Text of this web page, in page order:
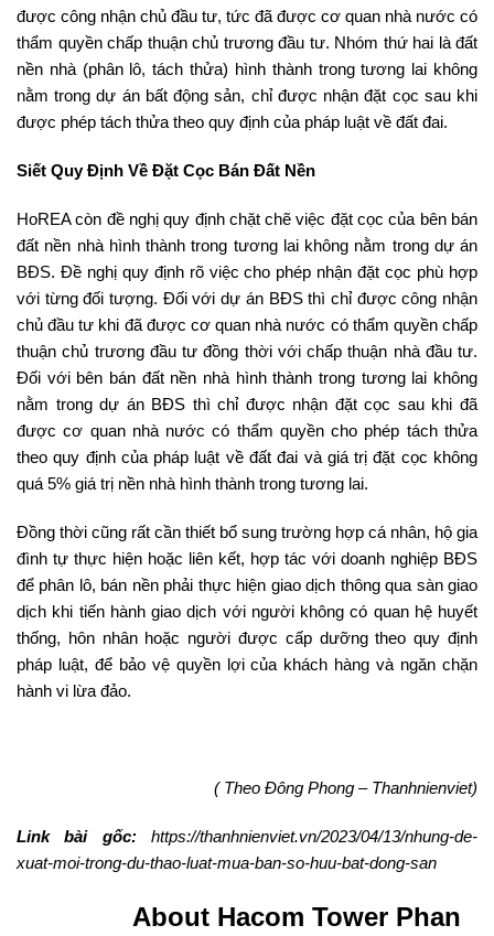
được công nhận chủ đầu tư, tức đã được cơ quan nhà nước có
thẩm quyền chấp thuận chủ trương đầu tư. Nhóm thứ hai là đất
nền nhà (phân lô, tách thửa) hình thành trong tương lai không
nằm trong dự án bất động sản, chỉ được nhận đặt cọc sau khi
được phép tách thửa theo quy định của pháp luật về đất đai.
Siết Quy Định Về Đặt Cọc Bán Đất Nền
HoREA còn đề nghị quy định chặt chẽ việc đặt cọc của bên bán
đất nền nhà hình thành trong tương lai không nằm trong dự án
BĐS. Đề nghị quy định rõ việc cho phép nhận đặt cọc phù hợp
với từng đối tượng. Đối với dự án BĐS thì chỉ được công nhận
chủ đầu tư khi đã được cơ quan nhà nước có thẩm quyền chấp
thuận chủ trương đầu tư đồng thời với chấp thuận nhà đầu tư.
Đối với bên bán đất nền nhà hình thành trong tương lai không
nằm trong dự án BĐS thì chỉ được nhận đặt cọc sau khi đã
được cơ quan nhà nước có thẩm quyền cho phép tách thửa
theo quy định của pháp luật về đất đai và giá trị đặt cọc không
quá 5% giá trị nền nhà hình thành trong tương lai.
Đồng thời cũng rất cần thiết bổ sung trường hợp cá nhân, hộ gia
đình tự thực hiện hoặc liên kết, hợp tác với doanh nghiệp BĐS
để phân lô, bán nền phải thực hiện giao dịch thông qua sàn giao
dịch khi tiến hành giao dịch với người không có quan hệ huyết
thống, hôn nhân hoặc người được cấp dưỡng theo quy định
pháp luật, để bảo vệ quyền lợi của khách hàng và ngăn chặn
hành vi lừa đảo.
( Theo Đông Phong – Thanhnienviet)
Link bài gốc:https://thanhnienviet.vn/2023/04/13/nhung-de-
xuat-moi-trong-du-thao-luat-mua-ban-so-huu-bat-dong-san
About Hacom Tower Phan